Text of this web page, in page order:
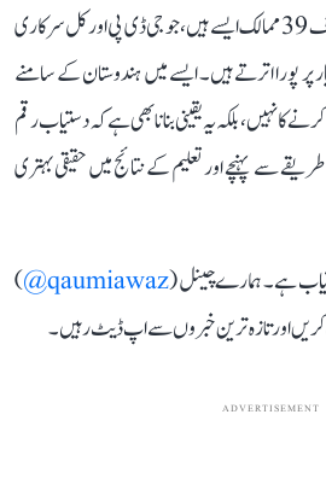
مطابق 205 ممالک میں سے صرف 39 ممالک ایسے ہیں، جو جی ڈی پی اور کل سرکاری
پر پورا اترتے ہیں۔ ایسے میں ہندوستان کے سامنے
کا نہیں، بلکہ یہ یقینی بنانا بھی ہے کہ دستیاب رقم
سے پہنچے اور تعلیم کے نتائج میں حقیقی بہتری
ہے۔ ہمارے چینل (qaumiawaz@
)
اور تازہ ترین خبروں سے اپ ڈیٹ رہیں۔
ADVERTISEMENT